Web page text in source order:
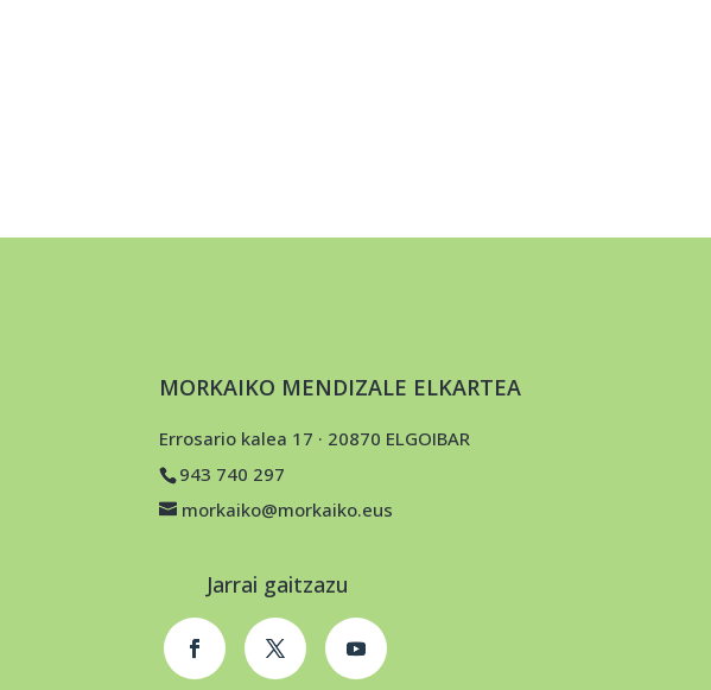
MORKAIKO MENDIZALE ELKARTEA
Errosario kalea 17 · 20870 ELGOIBAR
943 740 297
morkaiko@morkaiko.eus
Jarrai gaitzazu